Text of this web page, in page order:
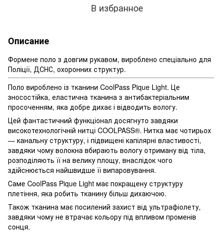
В избранное
Описание
Формене поло з довгим рукавом, вироблено спеціально для
Поліції, ДСНС, охоронних структур.
Поло вироблено із тканини CoolPass Pique Light. Це
зносостійка, еластична тканина з антибактеріальним
просоченням, яка добре дихає і відводить вологу.
Цей фантастичний функціонал досягнуто завдяки
високотехнологічній нитці COOLPASS®. Нитка має чотирьох
— канальну структуру, і підвищені капілярні властивості,
завдяки чому волокна вбирають вологу отриману від тіла,
розподіляють її на велику площу, внаслідок чого
здійснюється найшвидше її випаровування.
Саме CoolPass Pique Light має покращену структуру
плетіння, яка робить тканину більш дихаючою.
Також тканина має посилений захист від ультрафіолету,
завдяки чому не втрачає кольору під впливом променів
сонця.